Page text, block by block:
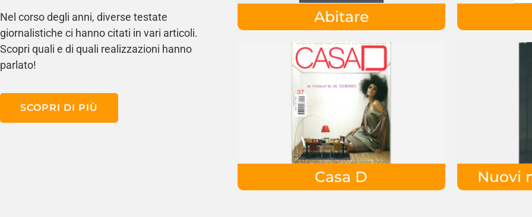
Nel corso degli anni, diverse testate
giornalistiche ci hanno citati in vari articoli.
Scopri quali e di quali realizzazioni hanno
parlato!
SCOPRI DI PIÙ
Abitare
Casa D Nuovi